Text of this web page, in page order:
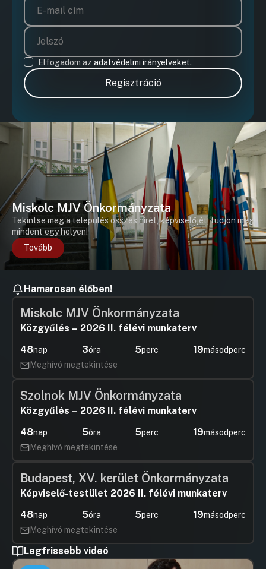
Elfogadom az adatvédelmi irányelveket.
Regisztráció
Miskolc MJV Önkormányzata
Tekintse meg a település összes hírét, képviselőjét, tudjon meg
mindent egy helyen!
Tovább
Hamarosan élőben!
Miskolc MJV Önkormányzata
Közgyűlés – 2026 II. félévi munkaterv
48nap 3óra 5perc 19másodperc
Meghívó megtekintése
Szolnok MJV Önkormányzata
Közgyűlés – 2026 II. félévi munkaterv
48nap 5óra 5perc 19másodperc
Meghívó megtekintése
Budapest, XV. kerület Önkormányzata
Képviselő-testület 2026 II. félévi munkaterv
48nap 5óra 5perc 19másodperc
Meghívó megtekintése
Legfrissebb videó